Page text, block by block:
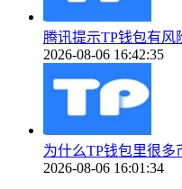
腾讯提示TP钱包有
2026-08-06 16:42:35
为什么TP钱包里很
2026-08-06 16:01:34